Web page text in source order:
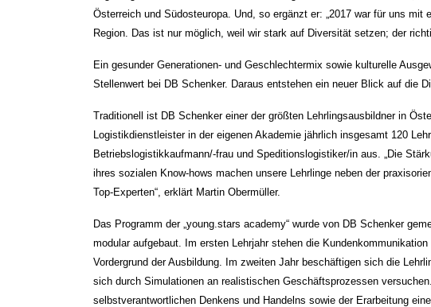
Österreich und Südosteuropa. Und, so ergänzt er: „2017 war für uns
Region. Das ist nur möglich, weil wir stark auf Diversität setzen; der
Ein gesunder Generationen- und Geschlechtermix sowie kulturelle
Stellenwert bei DB Schenker. Daraus entstehen ein neuer Blick auf die
Traditionell ist DB Schenker einer der größten Lehrlingsausbildner in
Logistikdienstleister in der eigenen Akademie jährlich insgesamt 120
Betriebslogistikkaufmann/-frau und Speditionslogistiker/in aus. „Die
ihres sozialen Know-hows machen unsere Lehrlinge neben der
Top-Experten“, erklärt Martin Obermüller.
Das Programm der „young.stars academy“ wurde von DB Schenker
modular aufgebaut. Im ersten Lehrjahr stehen die
Vordergrund der Ausbildung. Im zweiten Jahr beschäftigen sich die
sich durch Simulationen an realistischen Geschäftsprozessen
selbstverantwortlichen Denkens und Handelns sowie der Erarbeitung